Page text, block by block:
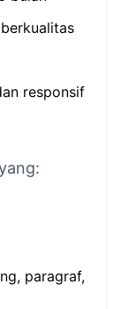
responsif
paragraf,